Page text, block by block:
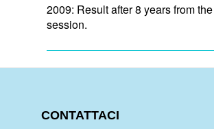
2009: Result after 8 years from
session.
CONTATTACI